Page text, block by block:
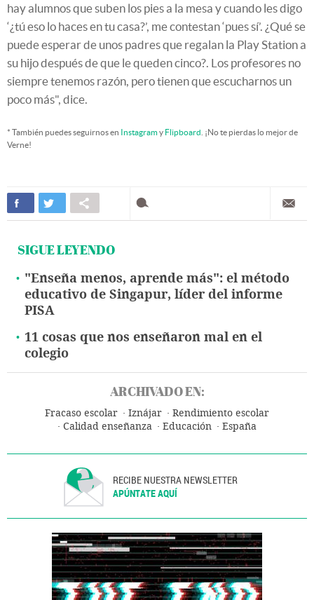
hay alumnos que suben los pies a la mesa y cuando les digo
‘¿tú eso lo haces en tu casa?’, me contestan ‘pues sí’. ¿Qué se
puede esperar de unos padres que regalan la Play Station a
su hijo después de que le queden cinco?. Los profesores no
siempre tenemos razón, pero tienen que escucharnos un
poco más", dice.
* También puedes seguirnos en Instagramy Flipboard . ¡No te pierdas lo mejor de
Verne!
SIGUE LEYENDO
"Enseña menos, aprende más": el método
educativo de Singapur, líder del informe
PISA
11 cosas que nos enseñaron mal en el
colegio
ARCHIVADO EN:
Fracaso escolar Iznájar
Rendimiento escolar
Calidad enseñanza
Educación España
RECIBE NUESTRA NEWSLETTER
APÚNTATE AQUÍ